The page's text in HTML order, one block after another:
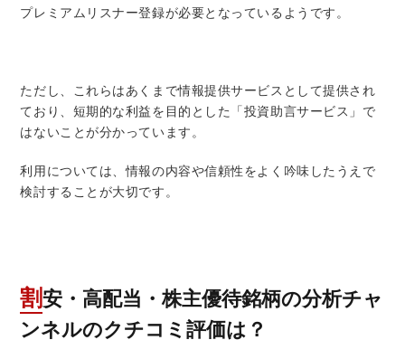
プレミアムリスナー登録が必要となっているようです。
ただし、これらはあくまで情報提供サービスとして提供され
ており、短期的な利益を目的とした「投資助言サービス」で
はないことが分かっています。
利用については、情報の内容や信頼性をよく吟味したうえで
検討することが大切です。
割安・高配当・株主優待銘柄の分析チャ
ンネルのクチコミ評価は？